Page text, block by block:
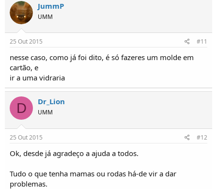
JummP
UMM
25 Out 2015 #11
nesse caso, como já foi dito, é só fazeres um molde em
cartão, e
ir a uma vidraria
D Dr_Lion
UMM
25 Out 2015 #12
Ok, desde já agradeço a ajuda a todos.
Tudo o que tenha mamas ou rodas há-de vir a dar
problemas.